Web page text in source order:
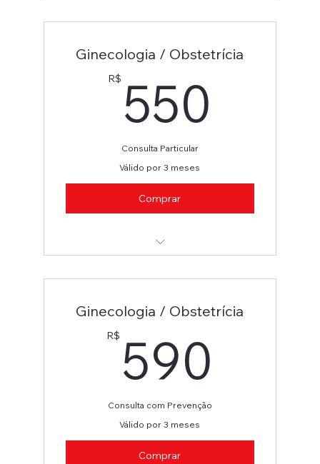
Ginecologia / Obstetrícia
R$ 550
Consulta Particular
Válido por 3 meses
Comprar
Ginecologia / Obstetrícia
R$ 590
Consulta com Prevenção
Válido por 3 meses
Comprar